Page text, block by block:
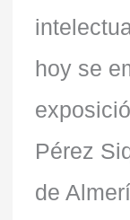
hoy se
Pérez
de